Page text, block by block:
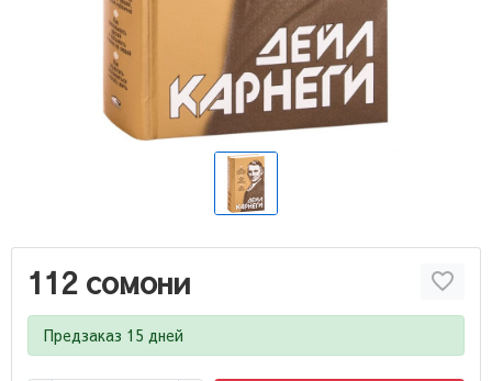
112 сомони
Предзаказ 15 дней